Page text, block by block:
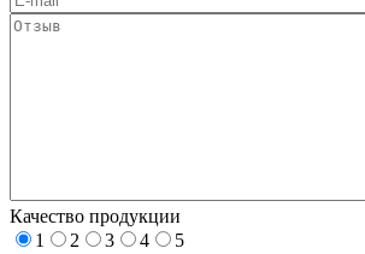
Качество продукции
1
2 3 4
5